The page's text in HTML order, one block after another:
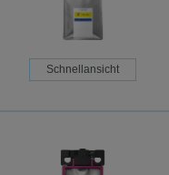
Schnellansicht